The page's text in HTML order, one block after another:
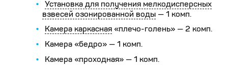
Установка для получения мелкодисперсных
взвесей озонированной воды — 1 комп.
Камера каркасная «плечо-голень» — 2 комп.
Камера «бедро» — 1 комп.
Камера «проходная» — 1 комп.